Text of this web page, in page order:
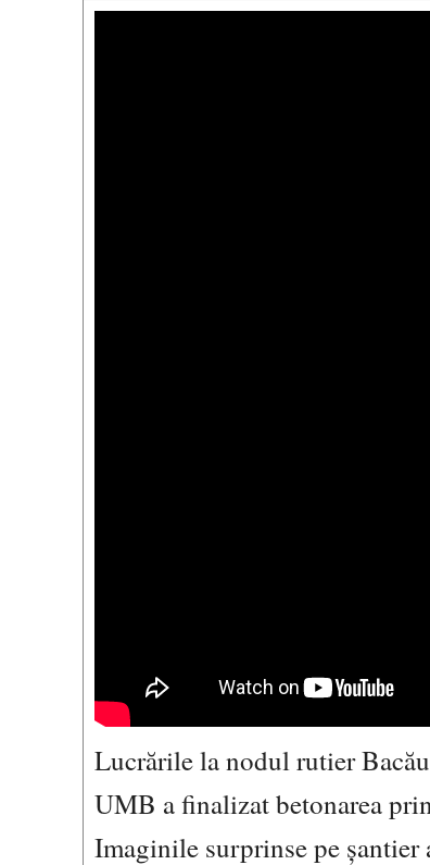
Lucrările la nodul rutier
UMB a finalizat betonarea
Imaginile surprinse pe